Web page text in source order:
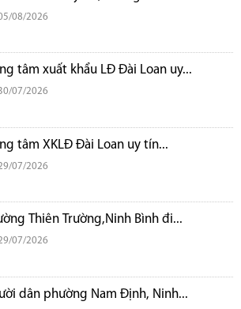
08/2026
tâm xuất khẩu LĐ Đài Loan uy...
07/2026
tâm XKLĐ Đài Loan uy tín...
07/2026
Thiên Trường,Ninh Bình đi...
07/2026
dân phường Nam Định, Ninh...